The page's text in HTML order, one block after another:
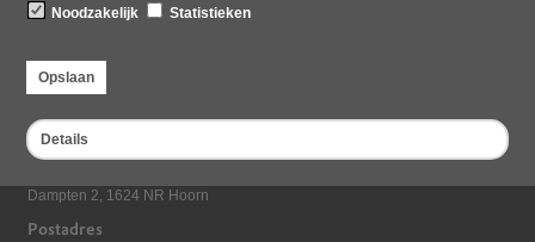
Noodzakelijk
Statistieken
Opslaan
Details
Dampten 2, 1624 NR Hoorn
Postadres